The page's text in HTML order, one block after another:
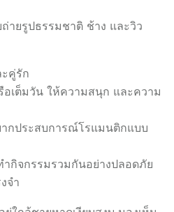
ายรูปธรรมชาติ ช้าง และวิว
คู่รัก
เต็มวัน ให้ความสนุก และความ
กประสบการณ์โรแมนติกแบบ
กิจกรรมรวมกันอย่างปลอดภัย
จำ